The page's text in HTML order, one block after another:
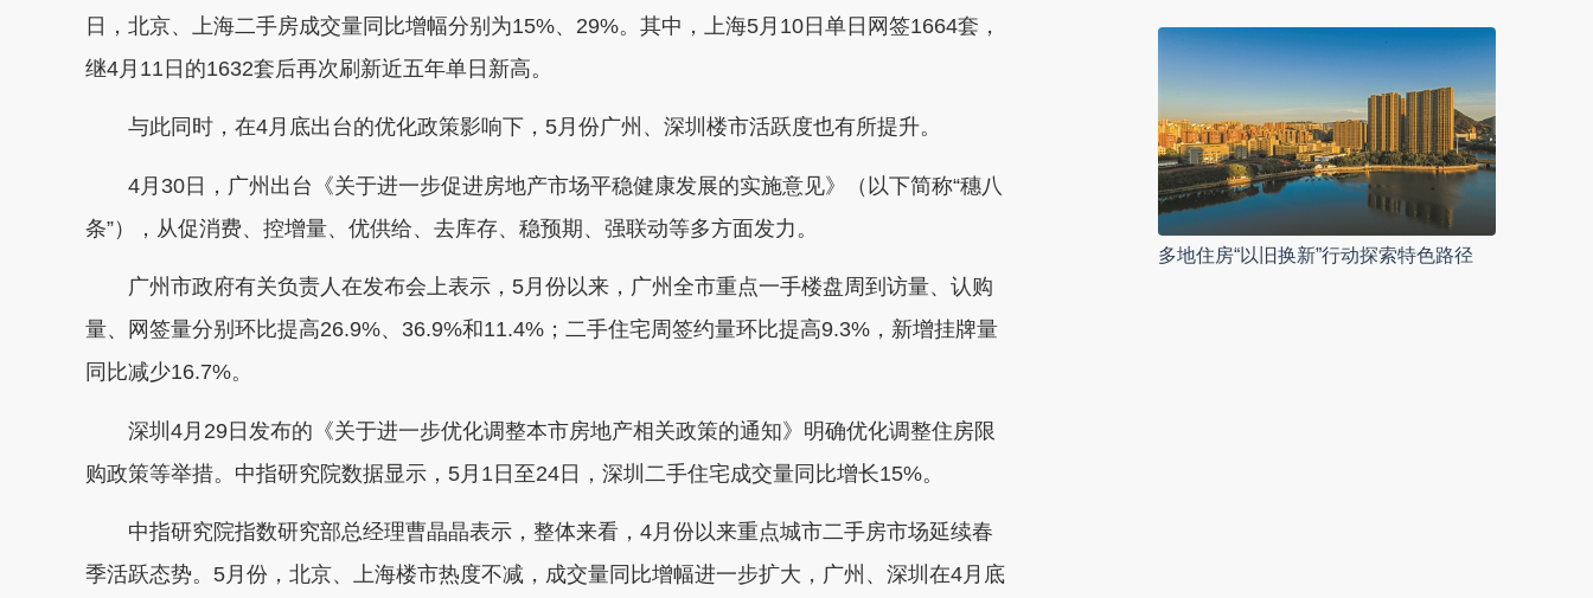
日，北京、上海二手房成交量同比增幅分别为15%、29%。其中，上海5月10日单日网签1664套，
继4月11日的1632套后再次刷新近五年单日新高。
与此同时，在4月底出台的优化政策影响下，5月份广州、深圳楼市活跃度也有所提升。
4月30日，广州出台《关于进一步促进房地产市场平稳健康发展的实施意见》（以下简称“穗八
条”），从促消费、控增量、优供给、去库存、稳预期、强联动等多方面发力。
广州市政府有关负责人在发布会上表示，5月份以来，广州全市重点一手楼盘周到访量、认购
量、网签量分别环比提高26.9%、36.9%和11.4%；二手住宅周签约量环比提高9.3%，新增挂牌量
同比减少16.7%。
深圳4月29日发布的《关于进一步优化调整本市房地产相关政策的通知》明确优化调整住房限
购政策等举措。中指研究院数据显示，5月1日至24日，深圳二手住宅成交量同比增长15%。
中指研究院指数研究部总经理曹晶晶表示，整体来看，4月份以来重点城市二手房市场延续春
季活跃态势。5月份，北京、上海楼市热度不减，成交量同比增幅进一步扩大，广州、深圳在4月底
多地住房“以旧换新”行动探索特色路径